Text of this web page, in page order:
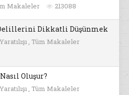
Makaleler 213088
Dikkatli Düşünmek
, Tüm Makaleler
Oluşur?
, Tüm Makaleler